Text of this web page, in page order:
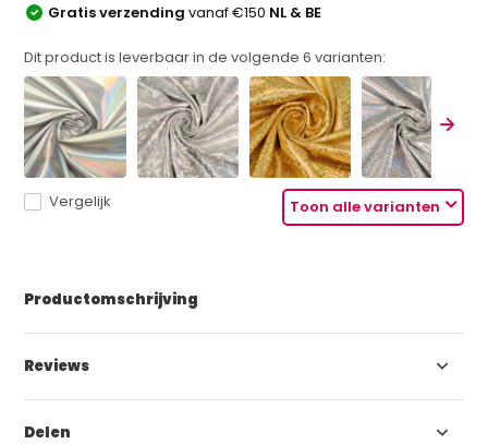
Gratis verzendingvanaf €150 NL & BE
Dit product is leverbaar in de volgende6 varianten:
Toon alle varianten
Vergelijk
Productomschrijving
Reviews
Delen